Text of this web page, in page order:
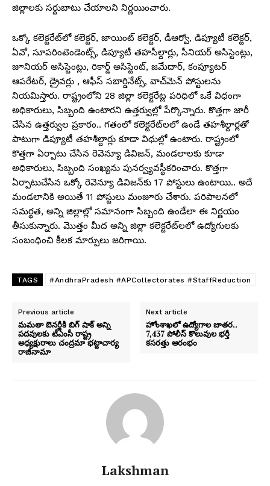
జిల్లాలకు సర్దుబాటు చేయాలని నిర్ణయించారు.
ఒక్కో కలెక్టరేట్‌లో కలెక్టర్, జాయింట్ కలెక్టర్, డీఆర్వో, డిప్యూటీ కలెక్టర్,
ఏవో, సూపరింటెండెంట్స్, డిప్యూటీ తహసీల్దార్లు, సీనియర్‌ అసిస్టెంట్లు,
జూనియర్‌ అసిస్టెంట్లు, రికార్డ్‌ అసిస్టెంట్, జమేదార్‌, కంప్యూటర్‌
ఆపరేటర్‌, డ్రైవర్లు , ఆఫీస్‌ సబార్డినేట్స్‌, వాచ్‌మెన్‌ పోస్టులను
నియమిస్తారు. రాష్ట్రంలోని 28 జిల్లా కలెక్టరేట్ల పరిధిలో ఒకే విధంగా
అధికారులు, సిబ్బంది ఉంటారని ఉత్తర్వుల్లో పేర్కొన్నారు. కొత్తగా జారీ
చేసిన ఉత్తర్వుల ప్రకారం.. గతంలో కలెక్టరేట్‌లలో ఉండే తహశీల్దార్లతో
పాటుగా డిప్యూటీ తహశీల్దార్లు కూడా విధుల్లో ఉంటారు. రాష్ట్రంలో
కొత్తగా ఏర్పాటు చేసిన రెవెన్యూ డివిజన్‌, మండలాలకు కూడా
అధికారులు, సిబ్బంది సంఖ్యను పునర్వ్యవస్థీకరించారు. కొత్తగా
ఏర్పాటుచేసిన ఒక్కో రెవెన్యూ డివిజన్‌కు 17 పోస్టులు ఉంటాయి.. అదే
మండలానికి అయితే 11 పోస్టులు మంజూరు చేశారు. పరిపాలనలో
సమర్థత, అన్ని జిల్లాల్లో సమానంగా సిబ్బంది ఉండేలా ఈ నిర్ణయం
తీసుకున్నారు. మొత్తం మీద అన్ని జిల్లా కలెక్టరేట్‌లలో ఉద్యోగులకు
సంబంధించి కీలక మార్పులు జరిగాయి.
TAGS #AndhraPradesh #APCollectorates #StaffReduction
Previous article
మమతా బెనర్జీకి బిగ్ షాక్ అన్ని
పదవులకు టీఎంసీ రాష్ట్ర
అధ్యక్షురాలు చంద్రమా భట్టాచార్య
రాజీనామా
Next article
హోంశాఖలో ఉద్యోగాల జాతర..
7,437 పోలీస్‌ కొలువుల భర్తీ
కసరత్తు ఆరంభం
Lakshman